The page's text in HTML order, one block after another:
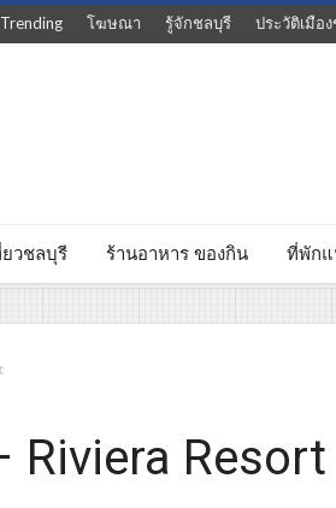
Trending โฆษณา รู้จักชลบุรี ประวัติเมือ
วชลบุรี ร้านอาหาร ของกิน ที่พักแ
Riviera Resort